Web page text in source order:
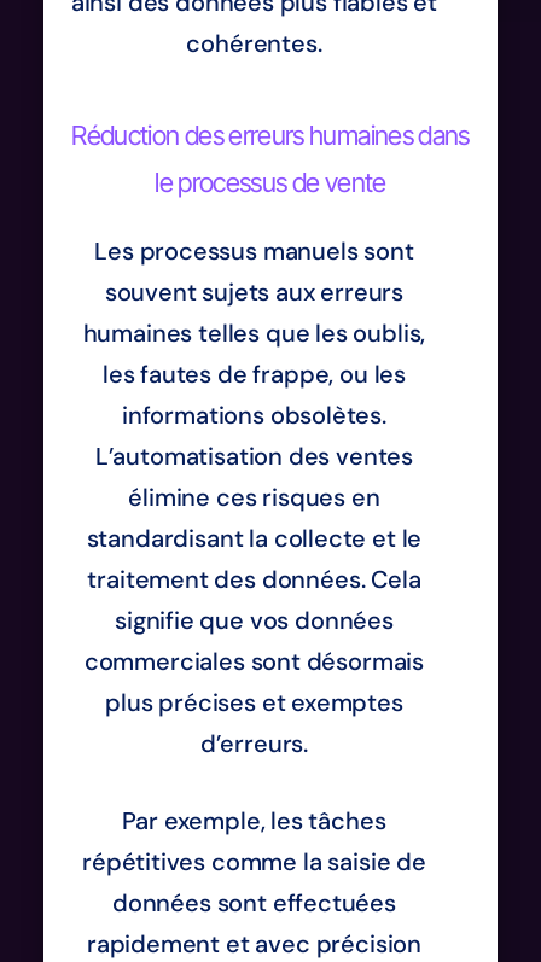
cohérentes.
Réduction des erreurs humaines dans
le processus de vente
Les processus manuels sont
souvent sujets aux erreurs
humaines telles que les oublis,
les fautes de frappe, ou les
informations obsolètes.
L’automatisation des ventes
élimine ces risques en
standardisant la collecte et le
traitement des données. Cela
signifie que vos données
commerciales sont désormais
plus précises et exemptes
d’erreurs.
Par exemple, les tâches
répétitives comme la saisie de
données sont effectuées
rapidement et avec précision